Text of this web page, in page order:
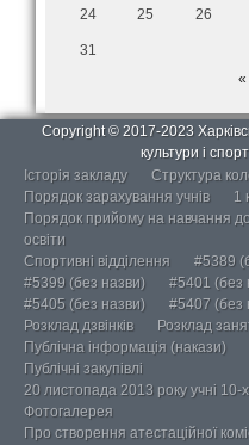
24 25 26
31
«
Copyright © 2017-2023
культури і
Історія закладу
Структура
Порядок зарахування учнів
1
Порядок прийому на навчання
освіти
Спортивні відділення
#5389
#5399 (без назви)
#5401 (без
#5405 (без назви)
#5407 (без
Розклад дзвінків
Розклад
Публічна інформація (накази)
Публічні закупівлі
20 листопада 2013 року учні 10-
Фотогалерея
Про створення атестаційної